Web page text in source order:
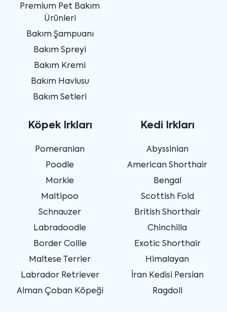
Premium Pet Bakım
Ürünleri
Bakım Şampuanı
Bakım Spreyi
Bakım Kremi
Bakım Havlusu
Bakım Setleri
Köpek Irkları
Pomeranian
Poodle
Morkie
Maltipoo
Schnauzer
Labradoodle
Border Collie
Maltese Terrier
Labrador Retriever
Alman Çoban Köpeği
Kedi Irkları
Abyssinian
American Shorthair
Bengal
Scottish Fold
British Shorthair
Chinchilla
Exotic Shorthair
Himalayan
İran Kedisi Persian
Ragdoll